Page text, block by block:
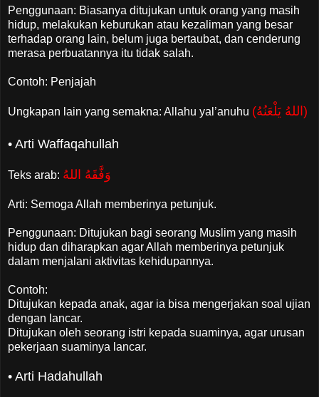
Penggunaan: Biasanya ditujukan untuk orang yang masih
hidup, melakukan keburukan atau kezaliman yang besar
terhadap orang lain, belum juga bertaubat, dan cenderung
merasa perbuatannya itu tidak salah.
Contoh: Penjajah
Ungkapan lain yang semakna: Allahu yal’anuhu (اللهُ يَلْعَنُهُ)
• Arti Waffaqahullah
Teks arab: وَفَّقَهُ اللهُ
Arti: Semoga Allah memberinya petunjuk.
Penggunaan: Ditujukan bagi seorang Muslim yang masih
hidup dan diharapkan agar Allah memberinya petunjuk
dalam menjalani aktivitas kehidupannya.
Contoh:
Ditujukan kepada anak, agar ia bisa mengerjakan soal ujian
dengan lancar.
Ditujukan oleh seorang istri kepada suaminya, agar urusan
pekerjaan suaminya lancar.
• Arti Hadahullah